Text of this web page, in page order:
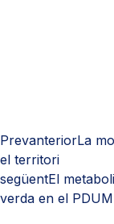
PrevanteriorLa
el territori
següentEl
verda en el PDUM